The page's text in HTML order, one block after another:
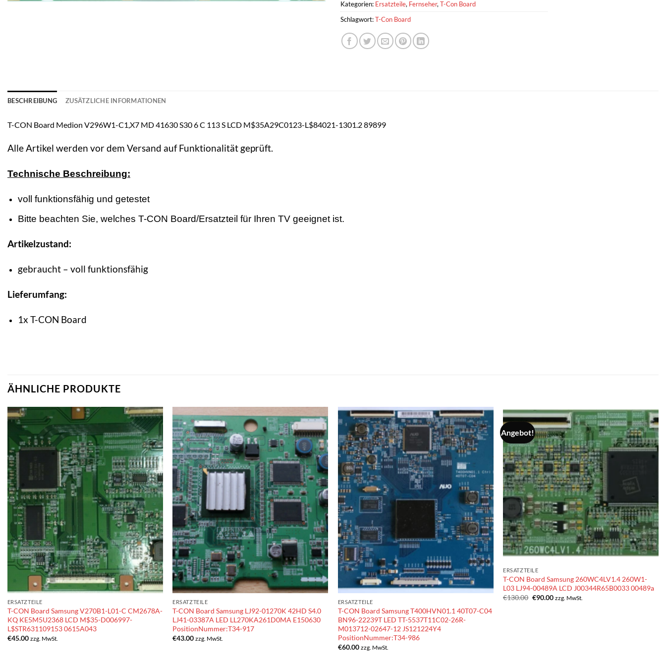
Kategorien: Ersatzteile, Fernseher, T-Con Board
Schlagwort:T-Con Board
BESCHREIBUNG ZUSÄTZLICHE INFORMATIONEN
T-CON Board Medion V296W1-C1,X7 MD 41630 S30 6 C 113 S LCD M$35A29C0123-L$84021-1301.2 89899
Alle Artikel werden vor dem Versand auf Funktionalität geprüft.
Technische Beschreibung:
voll funktionsfähig und getestet
Bitte beachten Sie, welches T-CON Board/Ersatzteil für Ihren TV geeignet ist.
Artikelzustand:
gebraucht – voll funktionsfähig
Lieferumfang:
1x T-CON Board
ÄHNLICHE PRODUKTE
ERSATZTEILE
T-CON Board Samsung V270B1-L01-C CM2678A-
KQ KE5M5U2368 LCD M$35-D006997-
L$STR631109153 0615A043
€45.00 zzg. MwSt.
ERSATZTEILE
T-CON Board Samsung LJ92-01270K 42HD S4.0
LJ41-03387A LED LL270KA261D0MA E150630
PositionNummer:T34-917
€43.00 zzg. MwSt.
ERSATZTEILE
T-CON Board Samsung T400HVN01.1 40T07-C04
BN96-22239T LED TT-5537T11C02-26R-
M013712-02647-12 JS121224Y4
PositionNummer:T34-986
€60.00 zzg. MwSt.
Angebot!
ERSATZTEILE
T-CON Board Samsung 260WC4LV1.4 260W1-
L03 LJ94-00489A LCD J00344R65B0033 00489a
€130.00 Ursprünglicher
€90.00Aktueller
Preis
zzg. MwSt.